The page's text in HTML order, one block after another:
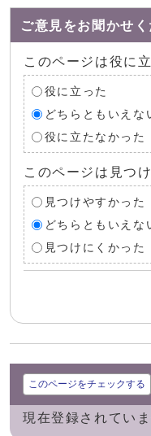
ご意見をお聞かせ
このページは役に
役に立った
どちらともいえな
役に立たなかった
このページは見つ
見つけやすかった
どちらともいえな
見つけにくかった
このページをチェックする
現在登録されていま